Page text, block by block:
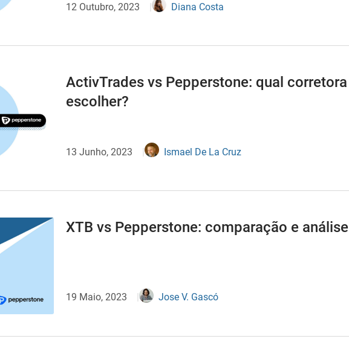
12 Outubro, 2023 Diana Costa
ActivTrades vs Pepperstone: qual corretora
escolher?
13 Junho, 2023 Ismael De La Cruz
XTB vs Pepperstone: comparação e análise
19 Maio, 2023 Jose V. Gascó